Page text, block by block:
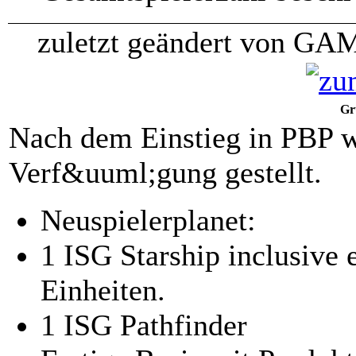
zuletzt geändert von
Nach dem Einstieg in PBP
Verf&uuml;gung gestellt.
Neuspielerplanet:
1 ISG Starship inclusive
Einheiten.
1 ISG Pathfinder